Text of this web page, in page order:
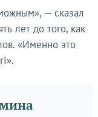
— сказал
лет до того, как
«Именно это